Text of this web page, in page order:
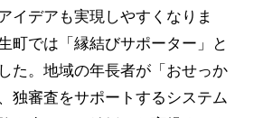
イデアも実現しやすくなりま
町では「縁結びサポーター」と
た。地域の年長者が「おせっか
独審査をサポートするシステム